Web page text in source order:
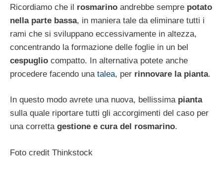
Ricordiamo che il rosmarino andrebbe sempre potato
nella parte bassa, in maniera tale da eliminare tutti i
rami che si sviluppano eccessivamente in altezza,
concentrando la formazione delle foglie in un bel
cespuglio compatto. In alternativa potete anche
procedere facendo una talea, per rinnovare la pianta.
In questo modo avrete una nuova, bellissima pianta
sulla quale riportare tutti gli accorgimenti del caso per
una corretta gestione e cura del rosmarino.
Foto credit Thinkstock